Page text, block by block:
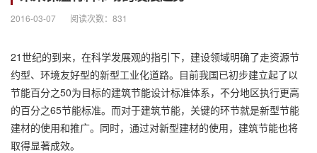
2016-03-07 阅读次数： 831
21世纪的到来，在科学发展观的指引下，建设领域明确了走资源节
约型、环境友好型的新型工业化道路。目前我国已初步建立起了以
节能百分之50为目标的建筑节能设计标准体系，不分地区执行更高
的百分之65节能标准。而对于建筑节能，关键的环节就是新型节能
建材的使用和推广。同时，通过对新型建材的使用，建筑节能也将
取得显著成效。